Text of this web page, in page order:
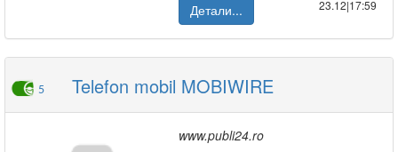
Детали...
23.12|17:59
5 Telefon mobil MOBIWIRE
www.publi24.ro